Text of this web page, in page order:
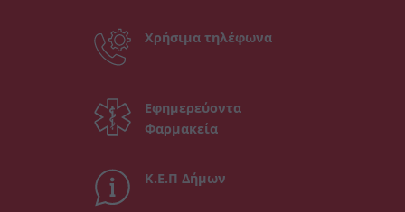
Χρήσιμα τηλέφωνα
Εφημερεύοντα
Φαρμακεία
Κ.Ε.Π Δήμων